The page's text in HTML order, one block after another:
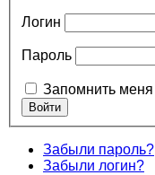
Логин
Пароль
Запомнить меня
Забыли пароль?
Забыли логин?